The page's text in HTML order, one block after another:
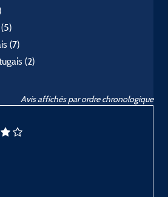
(7)
(2)
Avis affichés par ordre chronologique